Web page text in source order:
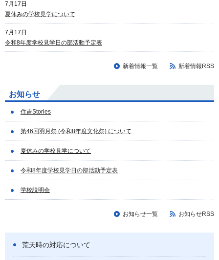
7月17日
夏休みの学校見学について
7月17日
令和8年度学校見学日の部活動予定表
新着情報一覧 新着情報RSS
お知らせ
住吉Stories
第46回羽月祭 (令和8年度文化祭) について
夏休みの学校見学について
令和8年度学校見学日の部活動予定表
学校説明会
お知らせ一覧 お知らせRSS
荒天時の対応について